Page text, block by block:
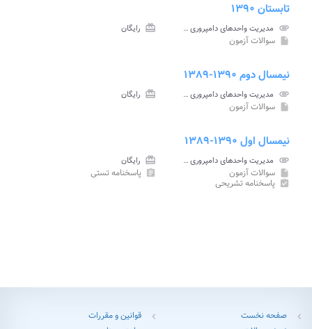
تابستان ۱۳۹۰
attachment مدیریت واحدهای دامپروری پیام نور card_giftcard رایگان
insert_drive_file سوالات آزمون
نیمسال دوم ۱۳۹۰-۱۳۸۹
attachment مدیریت واحدهای دامپروری پیام نور card_giftcard رایگان
insert_drive_file سوالات آزمون
نیمسال اول ۱۳۹۰-۱۳۸۹
attachment مدیریت واحدهای دامپروری پیام نور card_giftcard رایگان
insert_drive_file سوالات آزمون assignment پاسخنامه تستی
assignment_turned_in پاسخنامه تشریحی
chevron_left صفحه نخست chevron_left قوانین و مقررات